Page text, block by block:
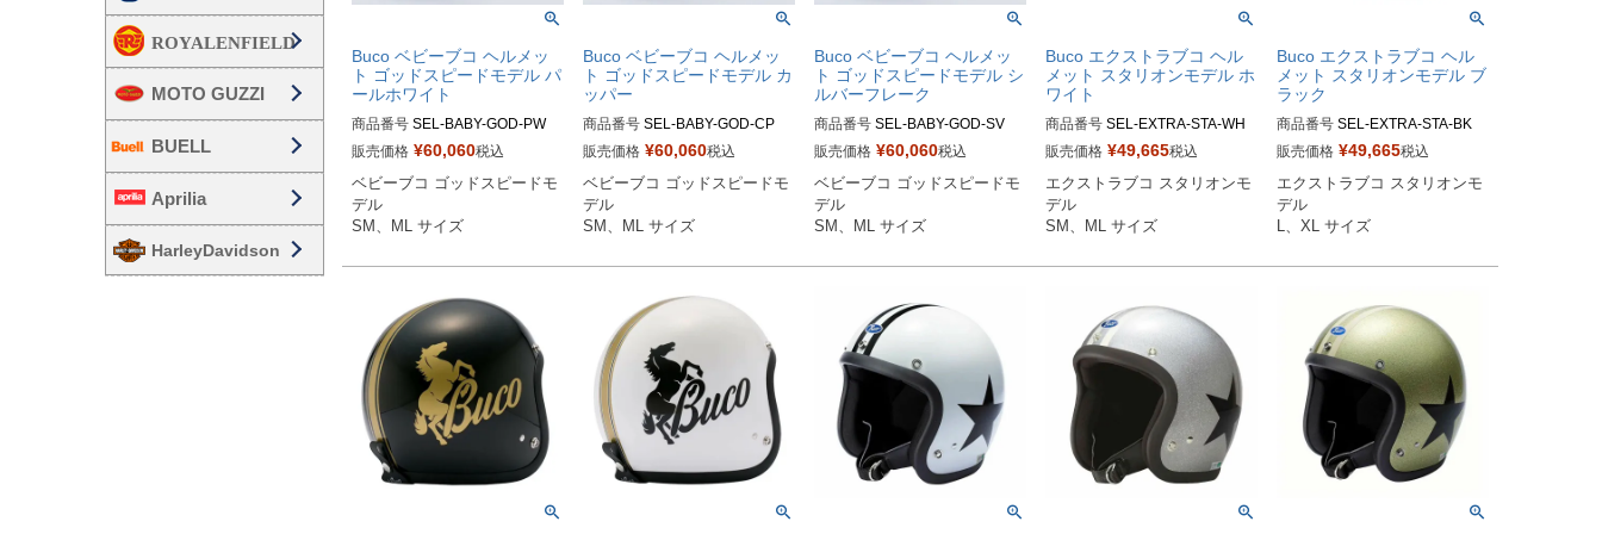
MOTO GUZZI
BUELL
Aprilia
HarleyDavidson
Buco ベビーブコ ヘルメッ
ト ゴッドスピードモデル パ
ールホワイト
商品番号 SEL-BABY-GOD-PW
CGS013
MLサイズ商品コード：0107BBC
GS014
販売価格 ¥60,060税込
ベビーブコ ゴッドスピードモ
デル
SM、ML サイズ
Buco ベビーブコ ヘルメッ
ト ゴッドスピードモデル カ
ッパー
商品番号 SEL-BABY-GOD-CP
CGS513
MLサイズ商品コード：0107BBC
GS514
販売価格 ¥60,060税込
ベビーブコ ゴッドスピードモ
デル
SM、ML サイズ
Buco ベビーブコ ヘルメッ
ト ゴッドスピードモデル シ
ルバーフレーク
商品番号 SEL-BABY-GOD-SV
CGS083
MLサイズ商品コード：0107BBC
GS084
販売価格 ¥60,060税込
ベビーブコ ゴッドスピードモ
デル
SM、ML サイズ
Buco エクストラブコ ヘル
メット スタリオンモデル ホ
ワイト
商品番号 SEL-EXTRA-STA-WH
T015
XLサイズ商品コード：0107EBC
ST016
販売価格 ¥49,665税込
エクストラブコ スタリオンモ
デル
SM、ML サイズ
Buco エクストラブコ ヘル
メット スタリオンモデル ブ
ラック
商品番号 SEL-EXTRA-STA-BK
T025
XLサイズ商品コード：0107EBC
ST026
販売価格 ¥49,665税込
エクストラブコ スタリオンモ
デル
L、XL サイズ